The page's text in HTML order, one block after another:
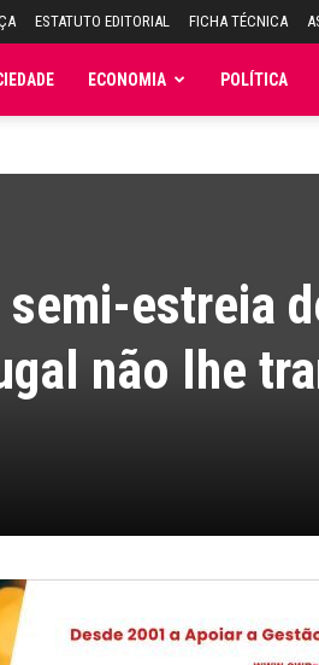
ESTATUTO EDITORIAL FICHA TÉCNICA
ECONOMIA POLÍTICA
estreia
não lhe